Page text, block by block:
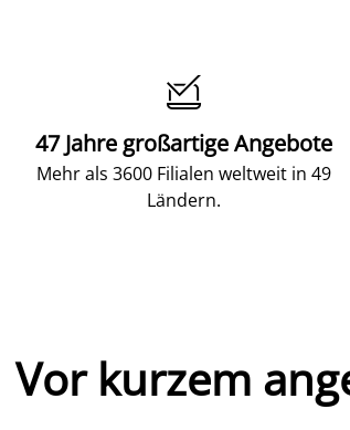

47 Jahre großartige Angebote
Mehr als 3600 Filialen weltweit in 49
Ländern.
Vor kurzem